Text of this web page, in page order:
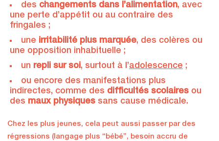
des changements dans l’alimentation, avec
une perte d’appétit ou au contraire des
fringales ;
une irritabilité plus marquée, des colères ou
une opposition inhabituelle ;
un repli sur soi, surtout à l’adolescence ;
ou encore des manifestations plus
indirectes, comme des difficultés scolaires ou
des maux physiques sans cause médicale.
Chez les plus jeunes, cela peut aussi passer par des
régressions (langage plus “bébé”, besoin accru de